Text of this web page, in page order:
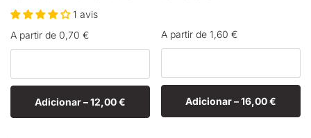
1 avis
Preço
normal
A partir de 0,70 €
Adicionar –12,00 €
Preço
normal
A partir de 1,60 €
Adicionar –16,00 €